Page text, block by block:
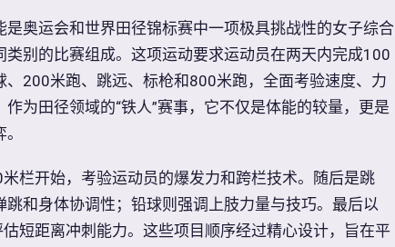
是奥运会和世界田径锦标赛中一项极具挑战性的女子综合
类别的比赛组成。这项运动要求运动员在两天内完成100
、200米跑、跳远、标枪和800米跑，全面考验速度、力
为田径领域的“铁人”赛事，它不仅是体能的较量，更是
栏开始，考验运动员的爆发力和跨栏技术。随后是跳
跳和身体协调性；铅球则强调上肢力量与技巧。最后以
短距离冲刺能力。这些项目顺序经过精心设计，旨在平